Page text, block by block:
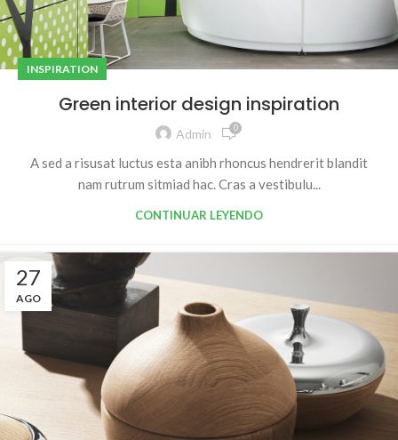
INSPIRATION
Green interior design inspiration
Admin 0
A sed a risusat luctus esta anibh rhoncus hendrerit blandit
nam rutrum sitmiad hac. Cras a vestibulu...
CONTINUAR LEYENDO
27
AGO